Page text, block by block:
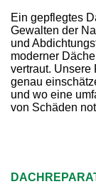
Ein gepflegtes
Gewalten der
und
moderner
vertraut. Unsere
genau
und wo eine
von Schäden